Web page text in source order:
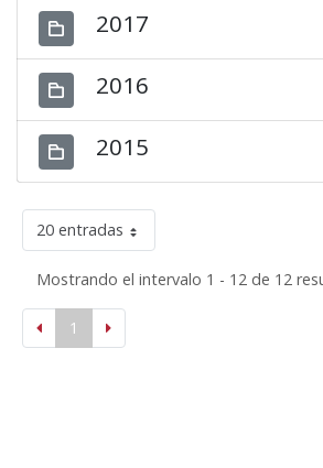
2017
2016
2015
20 entradas
Mostrando el intervalo 1 - 12 de 12
1